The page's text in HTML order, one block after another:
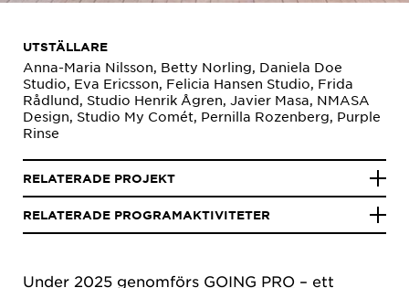
Under 2025 genomförs GOING PRO – ett
UTSTÄLLARE
Anna-Maria Nilsson, Betty Norling, Daniela Doe
Studio, Eva Ericsson, Felicia Hansen Studio, Frida
Rådlund, Studio Henrik Ågren, Javier Masa, NMASA
Design, Studio My Comét, Pernilla Rozenberg, Purple
Rinse
RELATERADE PROJEKT
RELATERADE PROGRAMAKTIVITETER